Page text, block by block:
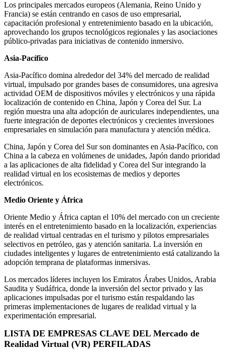
Los principales mercados europeos (Alemania, Reino Unido y
Francia) se están centrando en casos de uso empresarial,
capacitación profesional y entretenimiento basado en la ubicación,
aprovechando los grupos tecnológicos regionales y las asociaciones
público-privadas para iniciativas de contenido inmersivo.
Asia-Pacífico
Asia-Pacífico domina alrededor del 34% del mercado de realidad
virtual, impulsado por grandes bases de consumidores, una agresiva
actividad OEM de dispositivos móviles y electrónicos y una rápida
localización de contenido en China, Japón y Corea del Sur. La
región muestra una alta adopción de auriculares independientes, una
fuerte integración de deportes electrónicos y crecientes inversiones
empresariales en simulación para manufactura y atención médica.
China, Japón y Corea del Sur son dominantes en Asia-Pacífico, con
China a la cabeza en volúmenes de unidades, Japón dando prioridad
a las aplicaciones de alta fidelidad y Corea del Sur integrando la
realidad virtual en los ecosistemas de medios y deportes
electrónicos.
Medio Oriente y África
Oriente Medio y África captan el 10% del mercado con un creciente
interés en el entretenimiento basado en la localización, experiencias
de realidad virtual centradas en el turismo y pilotos empresariales
selectivos en petróleo, gas y atención sanitaria. La inversión en
ciudades inteligentes y lugares de entretenimiento está catalizando la
adopción temprana de plataformas inmersivas.
Los mercados líderes incluyen los Emiratos Árabes Unidos, Arabia
Saudita y Sudáfrica, donde la inversión del sector privado y las
aplicaciones impulsadas por el turismo están respaldando las
primeras implementaciones de lugares de realidad virtual y la
experimentación empresarial.
LISTA DE EMPRESAS CLAVE DEL Mercado de
Realidad Virtual (VR) PERFILADAS